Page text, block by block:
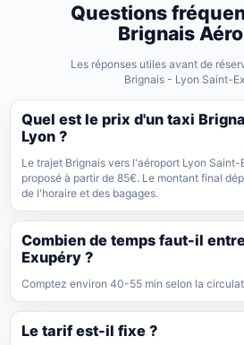
Questions
Brignais
Les réponses utiles avant de
Brignais - Lyon Saint-
Quel est le prix d'un taxi
Lyon ?
Le trajet Brignais vers l'aéroport Lyon
proposé à partir de 85€. Le montant final
de l'horaire et des bagages.
Combien de temps faut-il
Exupéry ?
Comptez environ 40-55 min selon la
Le tarif est-il fixe ?